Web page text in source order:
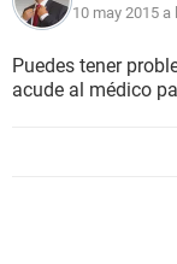
10 may 2015 a
Puedes tener
acude al médico